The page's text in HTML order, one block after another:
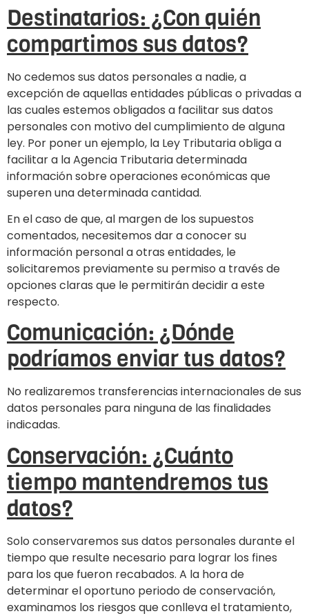
Destinatarios: ¿Con quién
compartimos sus datos?
No cedemos sus datos personales a nadie, a
excepción de aquellas entidades públicas o privadas a
las cuales estemos obligados a facilitar sus datos
personales con motivo del cumplimiento de alguna
ley. Por poner un ejemplo, la Ley Tributaria obliga a
facilitar a la Agencia Tributaria determinada
información sobre operaciones económicas que
superen una determinada cantidad.
En el caso de que, al margen de los supuestos
comentados, necesitemos dar a conocer su
información personal a otras entidades, le
solicitaremos previamente su permiso a través de
opciones claras que le permitirán decidir a este
respecto.
Comunicación: ¿Dónde
podríamos enviar tus datos?
No realizaremos transferencias internacionales de sus
datos personales para ninguna de las finalidades
indicadas.
Conservación: ¿Cuánto
tiempo mantendremos tus
datos?
Solo conservaremos sus datos personales durante el
tiempo que resulte necesario para lograr los fines
para los que fueron recabados. A la hora de
determinar el oportuno periodo de conservación,
examinamos los riesgos que conlleva el tratamiento,